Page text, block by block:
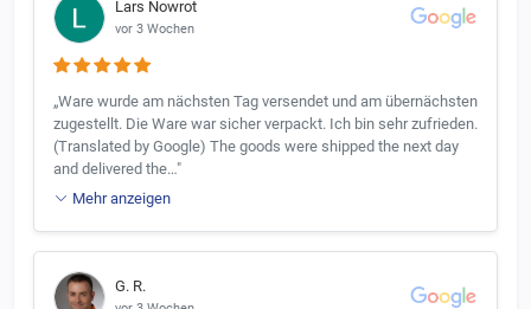
Lars Nowrot
vor 3 Wochen
„Ware wurde am nächsten Tag versendet und am übernächsten
zugestellt. Die Ware war sicher verpackt. Ich bin sehr zufrieden.
(Translated by Google) The goods were shipped the next day
and delivered the…"
Mehr anzeigen
G. R.